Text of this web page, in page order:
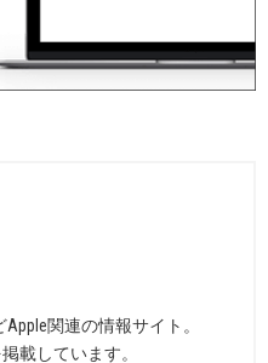
関連の情報サイト。
載しています。